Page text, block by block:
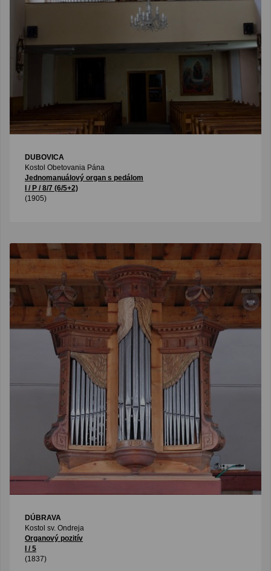
DUBOVICA
Kostol Obetovania Pána
Jednomanuálový organ s pedálom
I / P / 8/7 (6/5+2)
(1905)
DÚBRAVA
Kostol sv. Ondreja
Organový pozitív
I / 5
(1837)